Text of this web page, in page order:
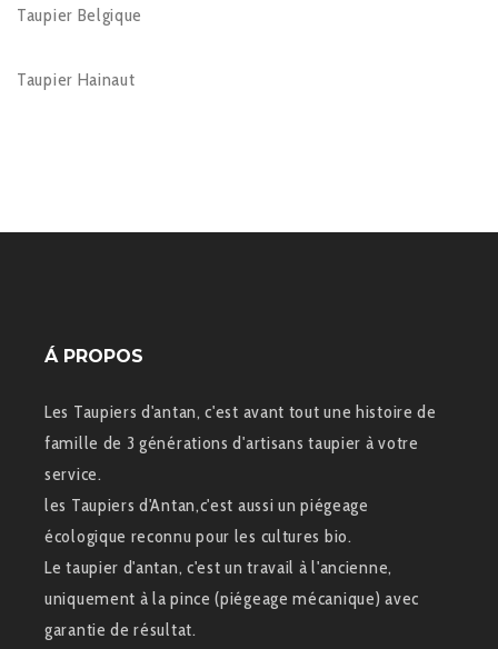
Taupier Belgique
Taupier Hainaut
Á PROPOS
Les Taupiers d'antan, c'est avant tout une histoire de
famille de 3 générations d'artisans taupier à votre
service.
les Taupiers d'Antan,c'est aussi un piégeage
écologique reconnu pour les cultures bio.
Le taupier d'antan, c'est un travail à l'ancienne,
uniquement à la pince (piégeage mécanique) avec
garantie de résultat.